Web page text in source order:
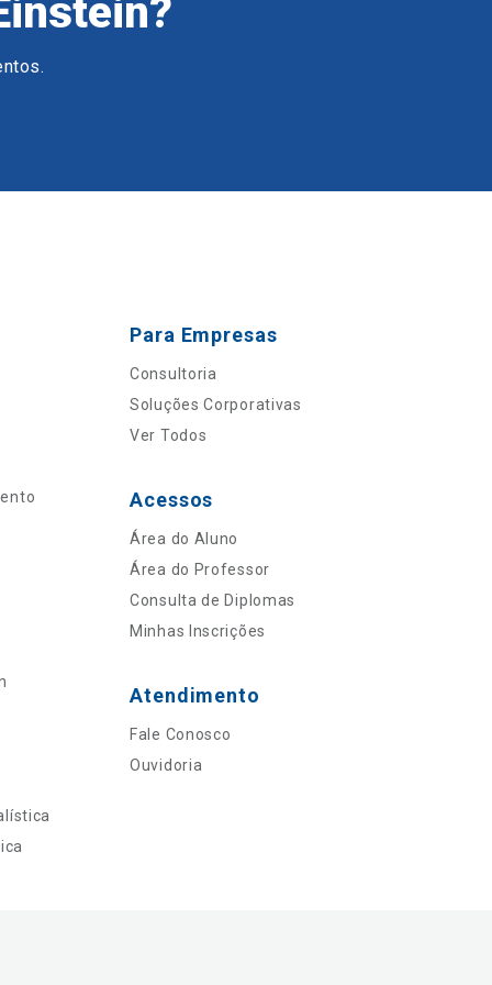
Para Empresas
Consultoria
Soluções Corporativas
Ver Todos
Acessos
Área do Aluno
Área do Professor
Consulta de Diplomas
Minhas Inscrições
Atendimento
Fale Conosco
Ouvidoria